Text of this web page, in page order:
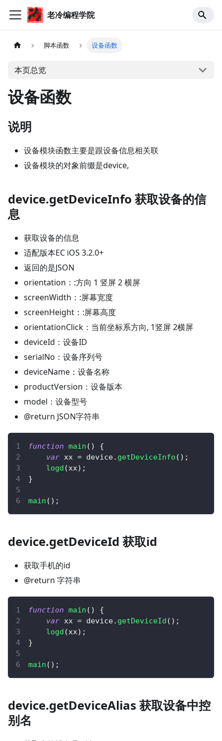
老冷编程学院
脚本函数 设备函数
本页总览
设备函数
说明
设备模块函数主要是跟设备信息相关联
设备模块的对象前缀是device,
device.getDeviceInfo 获取设备的信
息
获取设备的信息
适配版本EC iOS 3.2.0+
返回的是JSON
orientation：:方向 1 竖屏 2 横屏
screenWidth：:屏幕宽度
screenHeight：:屏幕高度
orientationClick：当前坐标系方向, 1竖屏 2横屏
deviceId：设备ID
serialNo：设备序列号
deviceName：设备名称
productVersion：设备版本
model：设备型号
@return JSON字符串
function main ( )
{
var xx = device. getDeviceInfo ( ) ;
logd (xx) ;
}
main ( ) ;
device.getDeviceId 获取id
获取手机的id
@return 字符串
function main ( )
{
var xx = device. getDeviceId ( ) ;
logd (xx) ;
}
main ( ) ;
device.getDeviceAlias 获取设备中控
别名